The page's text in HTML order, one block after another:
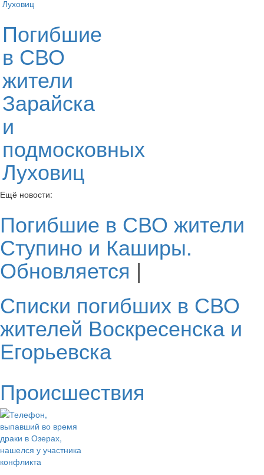
Погибшие
в СВО
жители
Зарайска
и
подмосковных
Луховиц
Ещё новости:
Погибшие в СВО жители
Ступино и Каширы.
Обновляется |
Списки погибших в СВО
жителей Воскресенска и
Егорьевска
Происшествия